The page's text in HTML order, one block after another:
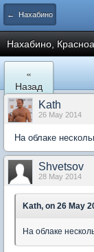
← Нахабино
Нахабино,
«
Назад
Kath
26 May 2014
На облаке
Shvetsov
28 May 2014
Kath, on 26 May
На облаке